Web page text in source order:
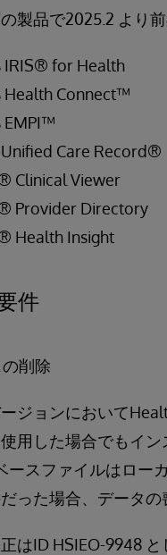
製品で2025.2 より
IRIS® for Health
Health Connect™
EMPI™
Care Record®
Clinical Viewer
Provider Directory
Health Insight
件
削除
ジョンにおいて
用した場合でもイ
ースファイルはロー
った場合、データ
はID HSIEO-9948